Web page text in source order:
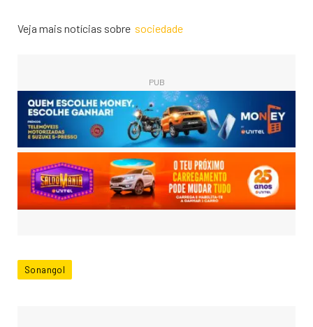
Veja mais notícias sobre sociedade
PUB
Sonangol